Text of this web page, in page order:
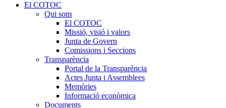
El COTOC
Qui som
El COTOC
Missió, visió i valors
Junta de Govern
Comissions i Seccions
Transparència
Portal de la Transparència
Actes Junta i Assemblees
Memòries
Informació econòmica
Documents